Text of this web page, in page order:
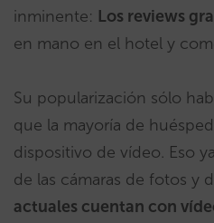
inminente: Los reviews
en mano en el hotel y
Su popularización sólo
que la mayoría de
dispositivo de vídeo. Eso
de las cámaras de fotos y
actuales cuentan con